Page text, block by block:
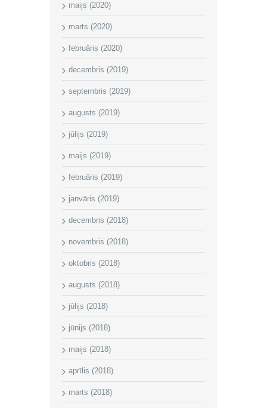
maijs (2020)
marts (2020)
februāris (2020)
decembris (2019)
septembris (2019)
augusts (2019)
jūlijs (2019)
maijs (2019)
februāris (2019)
janvāris (2019)
decembris (2018)
novembris (2018)
oktobris (2018)
augusts (2018)
jūlijs (2018)
jūnijs (2018)
maijs (2018)
aprīlis (2018)
marts (2018)